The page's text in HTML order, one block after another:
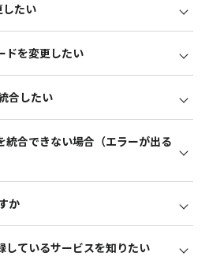
またはGoogle）を解除しても、
ません。 cocoloni IDの退会は、
」から操作を行ってください。
たい
メールアドレス）・パスワード
ろ「変更する」ボタンから、 「ア
ジにアクセスいただき、ご登録情
を変更したい
（メールアドレス）・パスワード
ろパスワード表示部分右にある
「パスワードの変更」ページにア
ドを変更してください。
合したい
の場合、IDを統合することが可能
ジにアクセスいただき、統合した
に統合したいID・パスワードを入
タンをタップしてください。
合できない場合（エラーが出る
。
合はエラー表記コピーいただき、
よりメールフォームにてご連絡く
か
が運営する複数のサービスを、
ているサービスを知りたい